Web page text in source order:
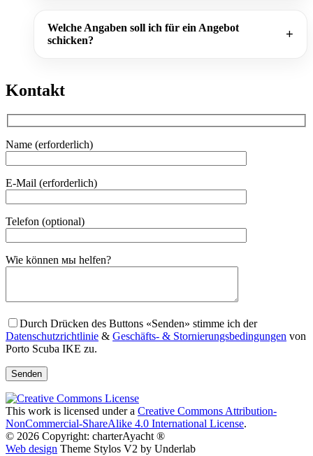
Welche Angaben soll ich für ein Angebot
schicken?
Kontakt
Name (erforderlich)
E-Mail (erforderlich)
Telefon (optional)
Gender
Wie können мы helfen?
Durch Drücken des Buttons «Senden» stimme ich der
Datenschutzrichtlinie & Geschäfts- & Stornierungsbedingungen von
Porto Scuba IKE zu.
This work is licensed under a Creative Commons Attribution-
NonCommercial-ShareAlike 4.0 International License.
© 2026 Copyright: charterAyacht ®
Web design Theme Stylos V2 by Underlab